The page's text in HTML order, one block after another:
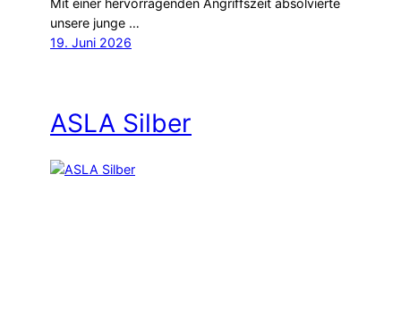
unsere junge …
19. Juni 2026
ASLA Silber